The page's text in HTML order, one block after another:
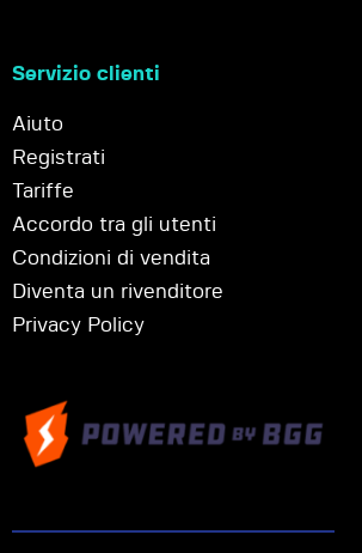
Servizio clienti
Aiuto
Registrati
Tariffe
Accordo tra gli utenti
Condizioni di vendita
Diventa un rivenditore
Privacy Policy